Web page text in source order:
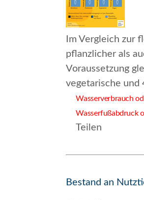
Im Vergleich zur
pflanzlicher als
Voraussetzung
vegetarische und
Wasserverbrauch
Wasserfußabdruck
Teilen
Bestand an